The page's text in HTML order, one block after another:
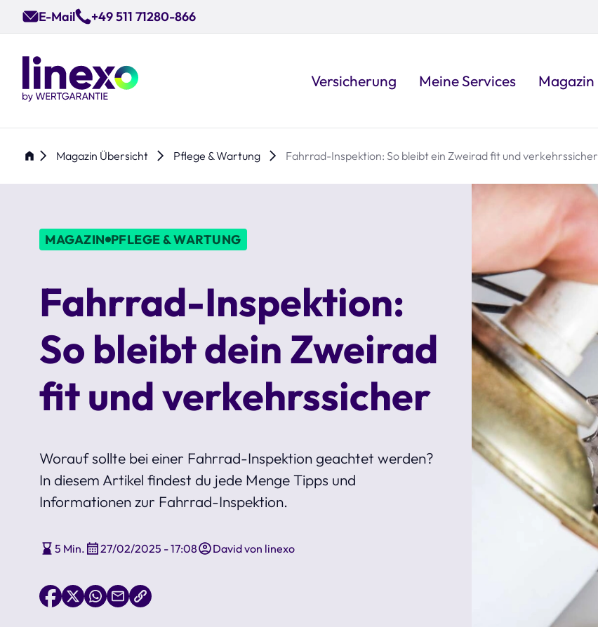
Skip
content
E-Mail +49 511 71280-866
Versicherung Meine Services Magazin
Magazin Übersicht Pflege & Wartung Fahrrad-Inspektion: So bleibt ein Zweirad fit und verkehrssicher
MAGAZIN PFLEGE & WARTUNG
Fahrrad-Inspektion:
So bleibt dein Zweirad
fit und verkehrssicher
Worauf sollte bei einer Fahrrad-Inspektion geachtet werden?
In diesem Artikel findest du jede Menge Tipps und
Informationen zur Fahrrad-Inspektion.
5 Min. 27/02/2025 - 17:08 David von linexo